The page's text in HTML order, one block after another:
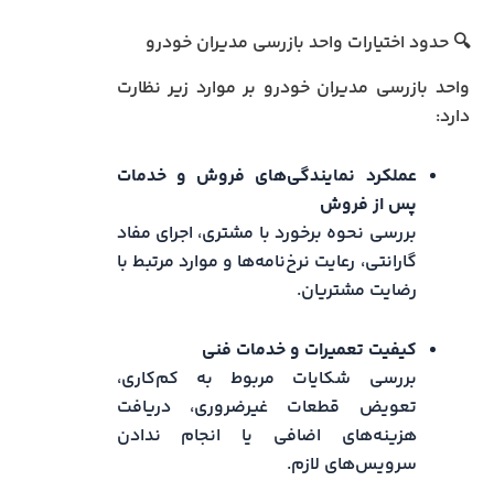
🔍 حدود اختیارات واحد بازرسی مدیران خودرو
واحد بازرسی مدیران خودرو بر موارد زیر نظارت
دارد:
عملکرد نمایندگی‌های فروش و خدمات
پس از فروش
بررسی نحوه برخورد با مشتری، اجرای مفاد
گارانتی، رعایت نرخ‌نامه‌ها و موارد مرتبط با
رضایت مشتریان.
کیفیت تعمیرات و خدمات فنی
بررسی شکایات مربوط به کم‌کاری،
تعویض قطعات غیرضروری، دریافت
هزینه‌های اضافی یا انجام ندادن
سرویس‌های لازم.